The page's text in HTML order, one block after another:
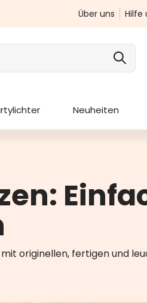
Über uns Hilfe
Neuheiten
originellen, fertigen und